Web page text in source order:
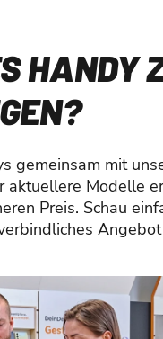
HANDY
gemeinsam mit
aktuellere Modelle
Preis. Schau